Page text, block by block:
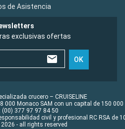
de Asistencia
exclusivas ofertas
OK
crucero – CRUISELINE
000 Monaco SAM con un capital de 150 000
(00) 377 97 97 84 50
civil y profesional RC RSA de
2026 - all rights reserved